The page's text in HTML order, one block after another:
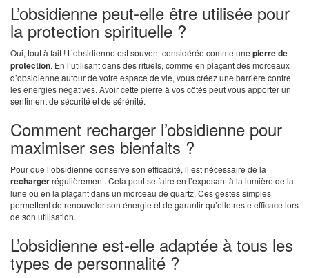
L’obsidienne peut-elle être utilisée pour
la protection spirituelle ?
Oui, tout à fait ! L’obsidienne est souvent considérée comme une pierre de
protection. En l’utilisant dans des rituels, comme en plaçant des morceaux
d’obsidienne autour de votre espace de vie, vous créez une barrière contre
les énergies négatives. Avoir cette pierre à vos côtés peut vous apporter un
sentiment de sécurité et de sérénité.
Comment recharger l’obsidienne pour
maximiser ses bienfaits ?
Pour que l’obsidienne conserve son efficacité, il est nécessaire de la
rechargerrégulièrement. Cela peut se faire en l’exposant à la lumière de la
lune ou en la plaçant dans un morceau de quartz. Ces gestes simples
permettent de renouveler son énergie et de garantir qu’elle reste efficace lors
de son utilisation.
L’obsidienne est-elle adaptée à tous les
types de personnalité ?